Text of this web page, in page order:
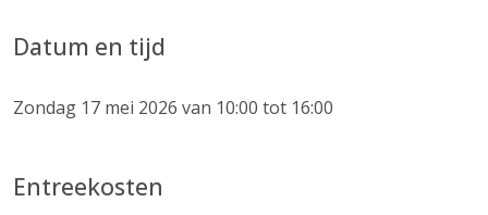
Datum en tijd
Zondag 17 mei 2026 van 10:00 tot 16:00
Entreekosten